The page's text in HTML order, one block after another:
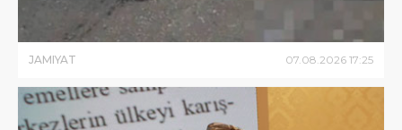
JAMIYAT 07 08 2026 17:25